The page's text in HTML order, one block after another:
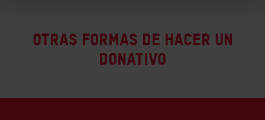
Otras formas de hacer un
donativo